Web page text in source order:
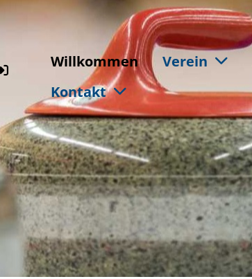
Willkommen Verein
Kontakt